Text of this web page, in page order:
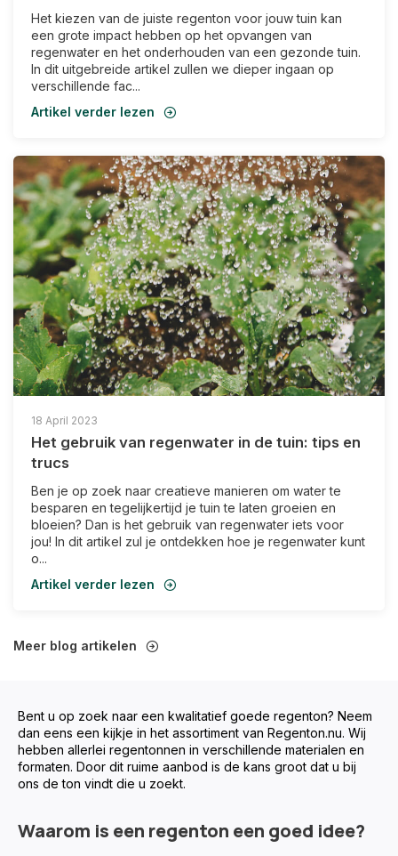
Het kiezen van de juiste regenton voor jouw tuin kan
een grote impact hebben op het opvangen van
regenwater en het onderhouden van een gezonde tuin.
In dit uitgebreide artikel zullen we dieper ingaan op
verschillende fac...
Artikel verder lezen
18 April 2023
Het gebruik van regenwater in de tuin: tips en
trucs
Ben je op zoek naar creatieve manieren om water te
besparen en tegelijkertijd je tuin te laten groeien en
bloeien? Dan is het gebruik van regenwater iets voor
jou! In dit artikel zul je ontdekken hoe je regenwater kunt
o...
Artikel verder lezen
Meer blog artikelen
Bent u op zoek naar een kwalitatief goede regenton? Neem
dan eens een kijkje in het assortiment van Regenton.nu. Wij
hebben allerlei regentonnen in verschillende materialen en
formaten. Door dit ruime aanbod is de kans groot dat u bij
ons de ton vindt die u zoekt.
Waarom is een regenton een goed idee?